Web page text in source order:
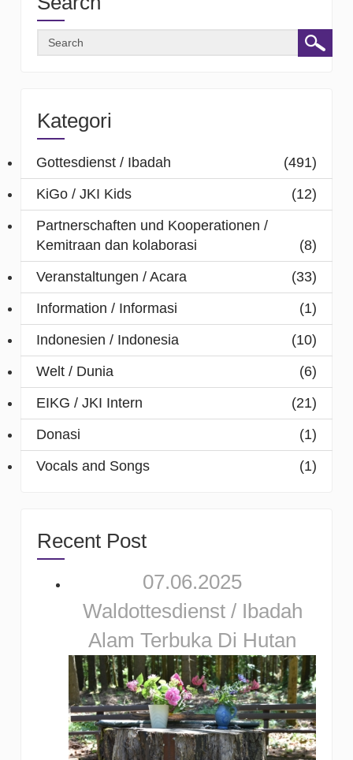
Kategori
Gottesdienst / Ibadah
(491)
KiGo / JKI Kids
(12)
Partnerschaften und Kooperationen /
Kemitraan dan kolaborasi
(8)
Veranstaltungen / Acara
(33)
Information / Informasi
(1)
Indonesien / Indonesia
(10)
Welt / Dunia
(6)
EIKG / JKI Intern
(21)
Donasi
(1)
Vocals and Songs
(1)
Recent Post
07.06.2025
Waldottesdienst / Ibadah
Alam Terbuka Di Hutan